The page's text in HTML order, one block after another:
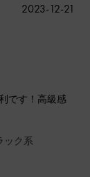
です！高級感
ック系
2023-12-21